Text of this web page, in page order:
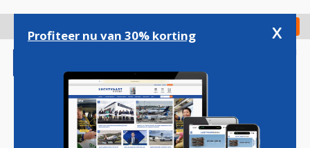
gaan
Check in
Profiteer nu van 30% korting x